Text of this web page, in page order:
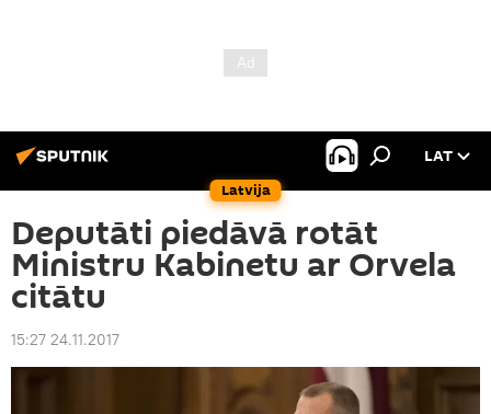
Latvija
LAT
Deputāti piedāvā rotāt
Ministru Kabinetu ar Orvela
citātu
15:27 24.11.2017